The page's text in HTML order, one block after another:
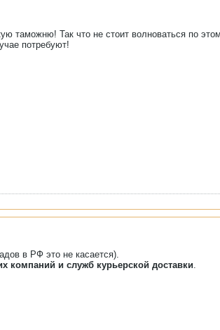
таможню! Так что не стоит волноваться по
потребуют!
в РФ это не касается).
компаний и служб курьерской доставки.